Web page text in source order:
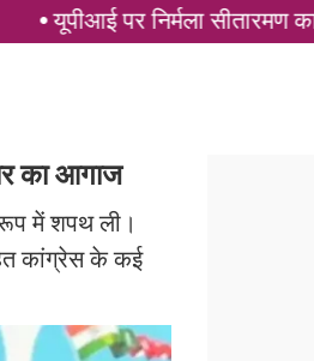
निर्मला सीतारमण का बड़ा
का आगाज
में शपथ ली।
कांग्रेस के कई